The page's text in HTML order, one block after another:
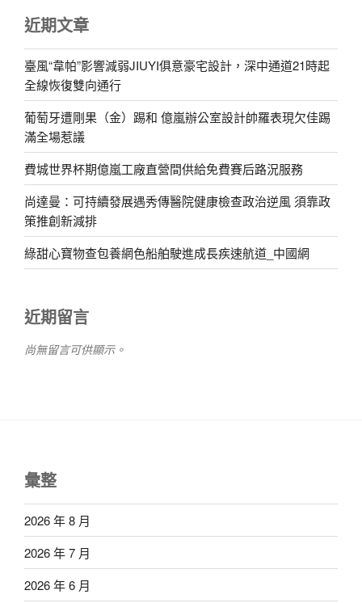
近期文章
臺風“韋帕”影響減弱JIUYI俱意豪宅設計，深中通道21時起
全線恢復雙向通行
葡萄牙遭剛果（金）踢和 億嵐辦公室設計帥羅表現欠佳踢
滿全場惹議
費城世界杯期億嵐工廠直營間供給免費賽后路況服務
尚達曼：可持續發展遇秀傳醫院健康檢查政治逆風 須靠政
策推創新減排
綠甜心寶物查包養網色船舶駛進成長疾速航道_中國網
近期留言
尚無留言可供顯示。
彙整
2026 年 8 月
2026 年 7 月
2026 年 6 月